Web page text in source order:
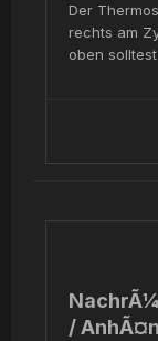
Der
rechts am
oben
/